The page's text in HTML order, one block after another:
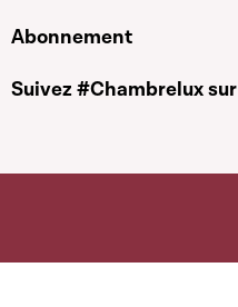
Abonnement
Suivez #Chambrelux sur